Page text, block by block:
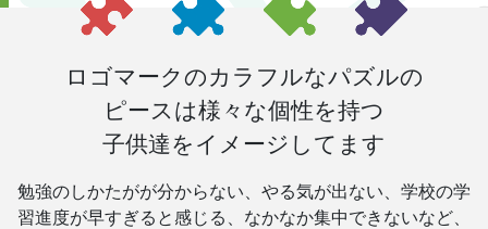
ロゴマークのカラフルなパズルの
ピースは様々な個性を持つ
子供達をイメージしてます
勉強のしかたがが分からない、やる気が出ない、学校の学
習進度が早すぎると感じる、なかなか集中できないなど、